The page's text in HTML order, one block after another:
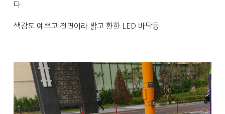
다.
색감도 예쁘고 전면이라 밝고 환한 LED 바닥등